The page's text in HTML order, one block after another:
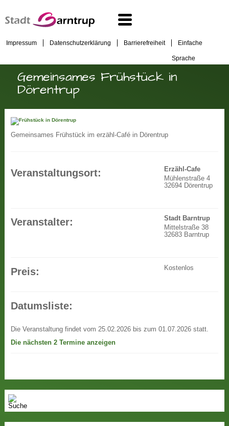
Impressum Datenschutzerklärung Barrierefreiheit Einfache
Sprache
Gemeinsames Frühstück in
Dörentrup
Gemeinsames Frühstück im erzähl-Café in Dörentrup
Veranstaltungsort:
Erzähl-Cafe
Mühlenstraße 4
32694 Dörentrup
Veranstalter:
Stadt Barntrup
Mittelstraße 38
32683 Barntrup
Preis: Kostenlos
Datumsliste:
Die Veranstaltung findet vom 25.02.2026 bis zum 01.07.2026 statt.
Die nächsten 2 Termine anzeigen